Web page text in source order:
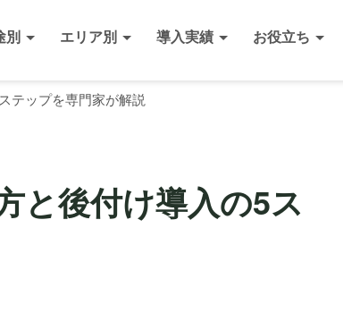
別 エリア別 導入実績 お役立ち
テップを専門家が解説
と後付け導入の5ス